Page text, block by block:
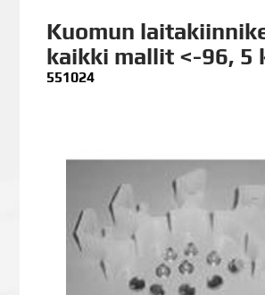
Kuomun
kaikki mallit <-96, 5
551024